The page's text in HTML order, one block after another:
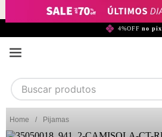
4%OFF no pix
Buscar produtos
1 calcinha
Pijamas